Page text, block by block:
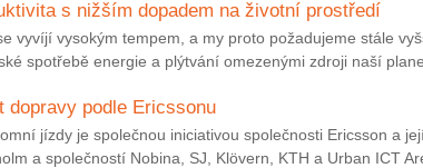
s nižším dopadem na životní prostředí
vyvíjí vysokým tempem, a my proto požadujeme stále
spotřebě energie a plýtvání omezenými zdroji naší
dopravy podle Ericssonu
jízdy je společnou iniciativou společnosti Ericsson a
a společností Nobina, SJ, Klövern, KTH a Urban ICT